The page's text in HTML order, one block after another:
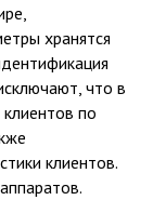
хранятся
что в
по
клиентов.